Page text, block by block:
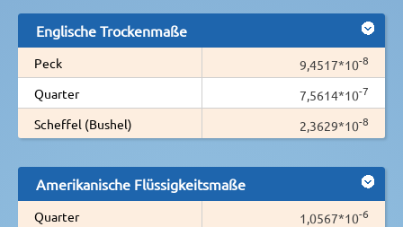
Englische Trockenmaße
Peck 9,4517*10-8
Quarter 7,5614*10-7
Scheffel (Bushel) 2,3629*10-8
Amerikanische Flüssigkeitsmaße
Quarter 1,0567*10-6